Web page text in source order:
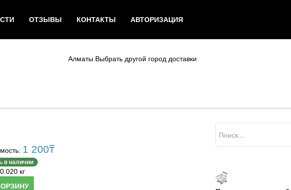
ОТЗЫВЫ КОНТАКТЫ АВТОРИЗАЦИЯ
Алматы Выбрать другой город доставки
1 200₸
в наличии
кг